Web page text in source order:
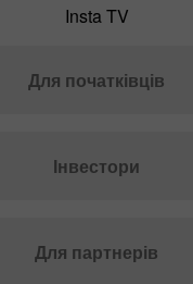
Insta TV
Для початківців
Інвестори
Для партнерів